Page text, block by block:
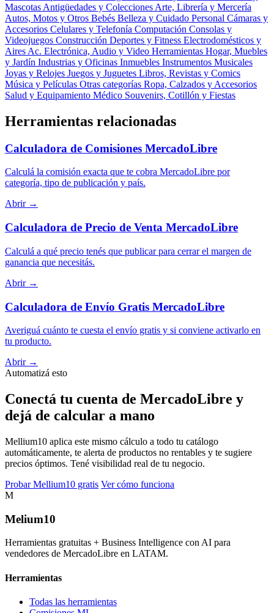
Mascotas Antigüedades y Colecciones Arte, Librería y Mercería
Autos, Motos y Otros Bebés Belleza y Cuidado Personal Cámaras y
Accesorios Celulares y Telefonía Computación Consolas y
Videojuegos Construcción Deportes y Fitness Electrodomésticos y
Aires Ac. Electrónica, Audio y Video Herramientas Hogar, Muebles
y Jardín Industrias y Oficinas Inmuebles Instrumentos Musicales
Joyas y Relojes Juegos y Juguetes Libros, Revistas y Comics
Música y Películas Otras categorías Ropa, Calzados y Accesorios
Salud y Equipamiento Médico Souvenirs, Cotillón y Fiestas
Herramientas relacionadas
Calculadora de Comisiones MercadoLibre
Calculá la comisión exacta que te cobra MercadoLibre por
categoría, tipo de publicación y país.
Abrir →
Calculadora de Precio de Venta MercadoLibre
Calculá a qué precio tenés que publicar para cerrar el margen de
ganancia que necesitás.
Abrir →
Calculadora de Envío Gratis MercadoLibre
Averiguá cuánto te cuesta el envío gratis y si conviene activarlo en
tu producto.
Abrir →
Automatizá esto
Conectá tu cuenta de MercadoLibre y
dejá de calcular a mano
Mellium10 aplica este mismo cálculo a todo tu catálogo
automáticamente, te alerta de productos no rentables y te sugiere
precios óptimos. Tené visibilidad real de tu negocio.
Probar Mellium10 gratis Ver cómo funciona
M
Melium10
Herramientas gratuitas + Business Intelligence con AI para
vendedores de MercadoLibre en LATAM.
Herramientas
Todas las herramientas